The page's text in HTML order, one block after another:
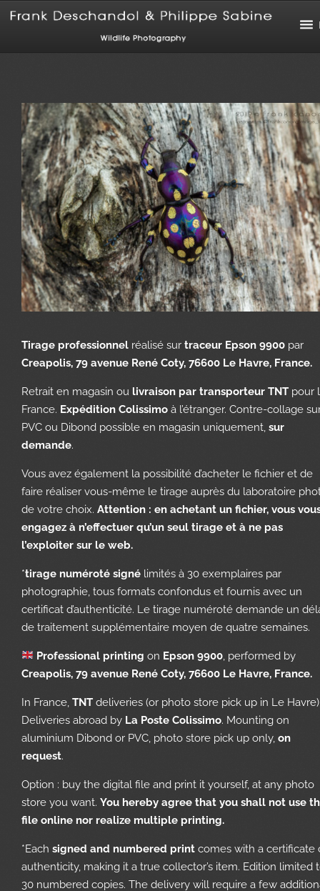
Tirage professionnel réalisé sur traceur Epson 9900 par
Creapolis, 79 avenue René Coty, 76600 Le Havre, France.
Retrait en magasin ou livraison par transporteur TNT pour
France. Expédition Colissimo à l’étranger. Contre-collage
PVC ou Dibond possible en magasin uniquement, sur
demande.
Vous avez également la possibilité d’acheter le fichier et de
faire réaliser vous-même le tirage auprès du laboratoire
de votre choix. Attention : en achetant un fichier, vous
engagez à n’effectuer qu’un seul tirage et à ne pas
l’exploiter sur le web.
*tirage numéroté signé limités à 30 exemplaires par
photographie, tous formats confondus et fournis avec un
certificat d’authenticité. Le tirage numéroté demande un
de traitement supplémentaire moyen de quatre semaines.
Professional printing on Epson 9900 , performed by
Creapolis, 79 avenue René Coty, 76600 Le Havre, France.
In France, TNT deliveries (or photo store pick up in Le
Deliveries abroad by La Poste Colissimo. Mounting on
aluminium Dibond or PVC, photo store pick up only, on
request.
Option : buy the digital file and print it yourself, at any photo
store you want. You hereby agree that you shall not use
file online nor realize multiple printing.
*Each signed and numbered print comes with a certificate
authenticity, making it a true collector’s item. Edition limited
30 numbered copies. The delivery will require a few